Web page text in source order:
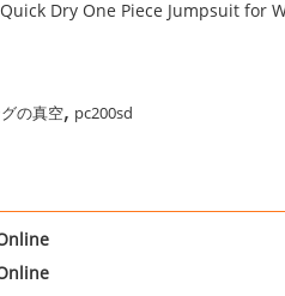
Dry One Piece Jumpsuit for
の真空, pc200sd